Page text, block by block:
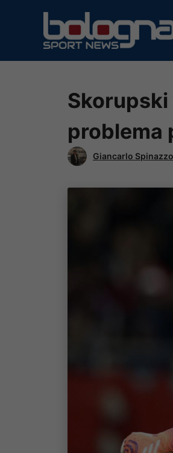
contenuto
Skorupski
problema
Giancarlo